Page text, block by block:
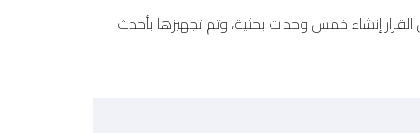
بناءً على نفس القرار الجمهوري لإنشاء الجامعة رقم 245 لسنة 1996، حيث تضمن القرار إنشاء خمس وحدات بحثية، وتم تجهيزها بأحدث